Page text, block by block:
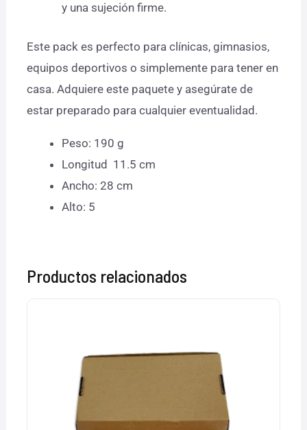
y una sujeción firme.
Este pack es perfecto para clínicas, gimnasios,
equipos deportivos o simplemente para tener en
casa. Adquiere este paquete y asegúrate de
estar preparado para cualquier eventualidad.
Peso: 190 g
Longitud 11.5 cm
Ancho: 28 cm
Alto: 5
Productos relacionados